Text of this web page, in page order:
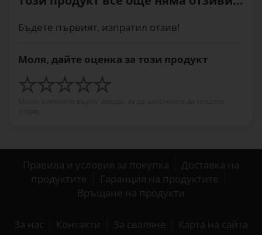
Бъдете първият, изпратил отзив!
Моля, дайте оценка за този продукт
Правила и условия за покупка
Доставка на
продуктите
Гаранция на продуктите
Връщане на продукти
За нас Контакти За сваляне Карта на сайта